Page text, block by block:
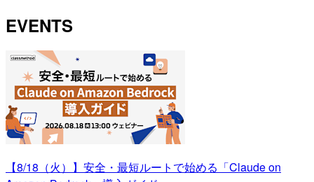
EVENTS
【8/18（火）】安全・最短ルートで始める「Claude on